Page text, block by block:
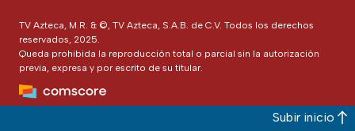
TV Azteca, M.R. & ©, TV Azteca, S.A.B. de C.V. Todos los derechos
reservados, 2025.
Queda prohibida la reproducción total o parcial sin la autorización
previa, expresa y por escrito de su titular.
Subir inicio